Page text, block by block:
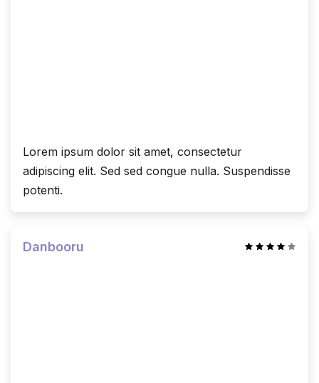
Lorem ipsum dolor sit amet, consectetur
adipiscing elit. Sed sed congue nulla. Suspendisse
potenti.
Danbooru